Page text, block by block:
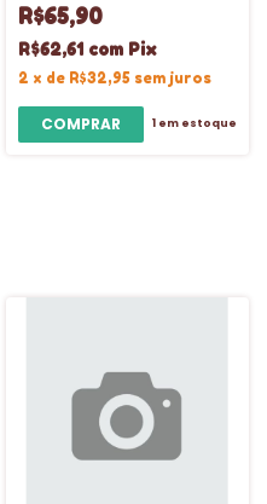
R$65,90
R$62,61 com Pix
2 x de R$32,95 sem juros
1 em estoque